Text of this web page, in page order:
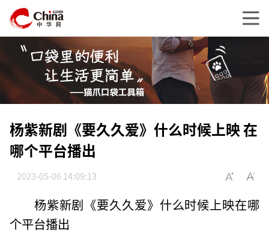
杨紫新剧《要久久爱》什么时候上映 在
哪个平台播出
2023-05-06 14:09:13
杨紫新剧《要久久爱》什么时候上映在哪
个平台播出